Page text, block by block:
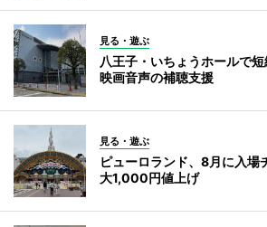
見る・遊ぶ
八王子・いちょうホールで
映画音声の補聴支援
見る・遊ぶ
ピューロランド、8月に入
大1,000円値上げ